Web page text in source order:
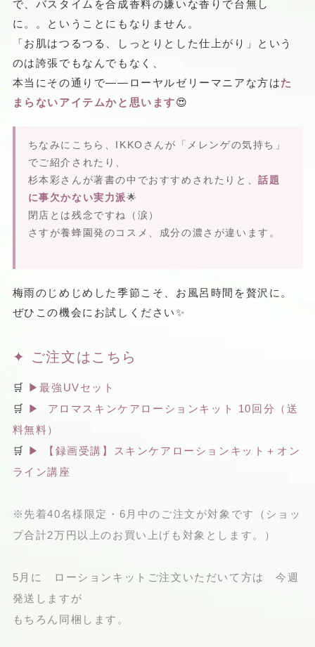
で、バスタイムを合成香料の嫌いな香りで台無し
に。。ということにもなりません。
「お肌はつるつる、しっとりとした仕上がり」という
のは誇張でもなんでもなく、
本当にその通りで——ローヤルゼリーマニアな方はた
まらないアイテムかと思います😍
ちなみにこちら、IKKOさんが「メレンゲの気持ち」
でご紹介されたり、
杉本彩さんが著書の中でおすすめされたりと、話題
に事欠かない実力派🌟
閉店とは残念ですね（涙）
さすが養蜂園発のコスメ、成分の濃さが違います。
梅雨のじめじめした季節こそ、お風呂時間を贅沢に。
ぜひこの機会にお試しください✨
✦ ご注文はこちら
🛒 ▶最強UVセット
🛒 ▶ アロマスキンケアローションキット 10回分（送
料無料）
🛒 ▶ 【録画受講】スキンケアローションキット＋オン
ライン講座
※先着40名様限定・6月中のご注文が対象です（ショッ
プ合計2万円以上のお買い上げも対象とします。）
5月に ローションキットご注文いただいて方は 今週
発送しますが
もちろん同梱します。